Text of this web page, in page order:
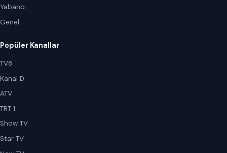
Yabancı
Genel
Popüler Kanallar
TV8
Kanal D
ATV
TRT 1
Show TV
Star TV